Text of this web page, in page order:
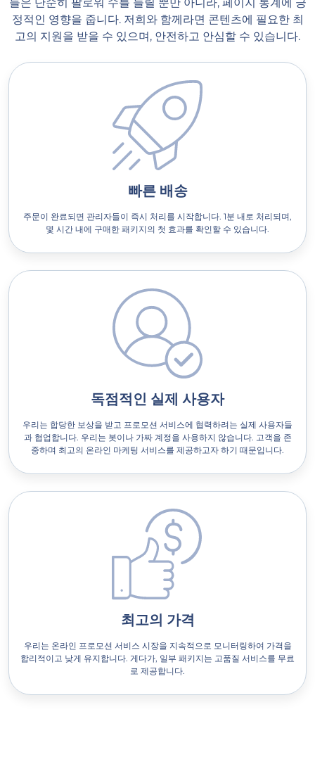
들은 단순히 팔로워 수를 늘릴 뿐만 아니라, 페이지 통계에 긍
정적인 영향을 줍니다. 저희와 함께라면 콘텐츠에 필요한 최
고의 지원을 받을 수 있으며, 안전하고 안심할 수 있습니다.
빠른 배송
주문이 완료되면 관리자들이 즉시 처리를 시작합니다. 1분 내로 처리되며,
몇 시간 내에 구매한 패키지의 첫 효과를 확인할 수 있습니다.
독점적인 실제 사용자
우리는 합당한 보상을 받고 프로모션 서비스에 협력하려는 실제 사용자들
과 협업합니다. 우리는 봇이나 가짜 계정을 사용하지 않습니다. 고객을 존
중하며 최고의 온라인 마케팅 서비스를 제공하고자 하기 때문입니다.
최고의 가격
우리는 온라인 프로모션 서비스 시장을 지속적으로 모니터링하여 가격을
합리적이고 낮게 유지합니다. 게다가, 일부 패키지는 고품질 서비스를 무료
로 제공합니다.